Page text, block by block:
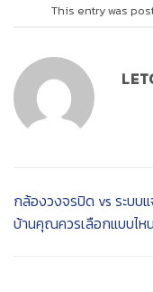
This entry was
กล้องวงจรปิด vs ระบบ
บ้านคุณควรเลือกแบบไห